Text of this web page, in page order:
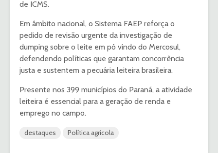
de ICMS.
Em âmbito nacional, o Sistema FAEP reforça o
pedido de revisão urgente da investigação de
dumping sobre o leite em pó vindo do Mercosul,
defendendo políticas que garantam concorrência
justa e sustentem a pecuária leiteira brasileira.
Presente nos 399 municípios do Paraná, a atividade
leiteira é essencial para a geração de renda e
emprego no campo.
destaques Política agrícola